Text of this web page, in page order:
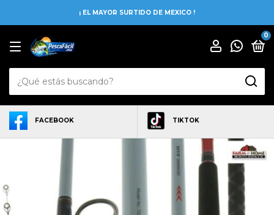
¡ EL MAYOR SURTIDO DE MEXICO !
0
FACEBOOK TIKTOK